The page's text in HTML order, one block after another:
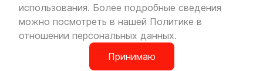
использования. Более подробные сведения
можно посмотреть в нашей Политике в
отношении персональных данных.
Принимаю
© Все права защищены. Информация сайта защищена законом
об авторских правах.